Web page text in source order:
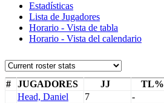
Estadísticas
Lista de Jugadores
Horario - Vista de tabla
Horario - Vista del calendario
# JUGADORES JJ TL%
Head, Daniel
7 -